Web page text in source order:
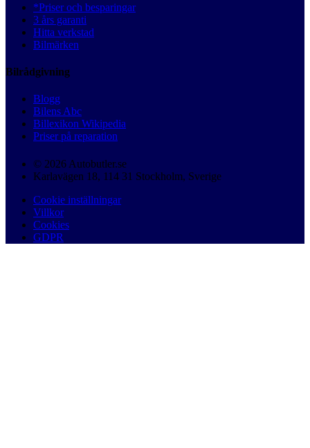
*Priser och besparingar
3 års garanti
Hitta verkstad
Bilmärken
Bilrådgivning
Blogg
Bilens Abc
Billexikon Wikipedia
Priser på reparation
© 2026 Autobutler.se
Karlavägen 18, 114 31 Stockholm, Sverige
Cookie inställningar
Villkor
Cookies
GDPR